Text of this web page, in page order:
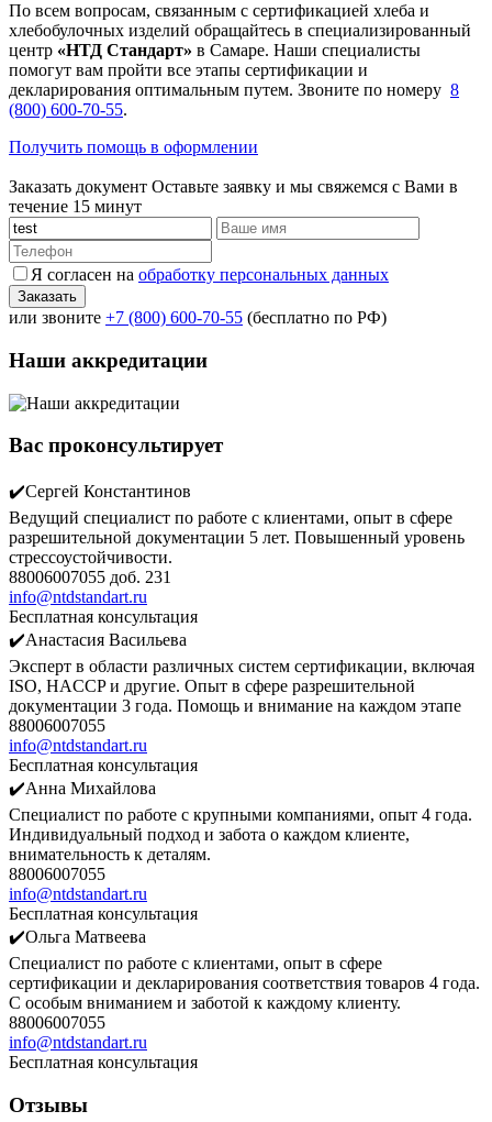
По всем вопросам, связанным с сертификацией хлеба и
хлебобулочных изделий обращайтесь в специализированный
центр «НТД Стандарт» в Самаре. Наши специалисты
помогут вам пройти все этапы сертификации и
декларирования оптимальным путем. Звоните по номеру 8
(800) 600-70-55.
Получить помощь в оформлении
Заказать документ Оставьте заявку и мы свяжемся с Вами в
течение 15 минут
Я согласен на обработку персональных данных
или звоните +7 (800) 600-70-55 (бесплатно по РФ)
Наши аккредитации
Вас проконсультирует
✔️Сергей Константинов
Ведущий специалист по работе с клиентами, опыт в сфере
разрешительной документации 5 лет. Повышенный уровень
стрессоустойчивости.
88006007055 доб. 231
info@ntdstandart.ru
Бесплатная консультация
✔️Анастасия Васильева
Эксперт в области различных систем сертификации, включая
ISO, HACCP и другие. Опыт в сфере разрешительной
документации 3 года. Помощь и внимание на каждом этапе
88006007055
info@ntdstandart.ru
Бесплатная консультация
✔️Анна Михайлова
Специалист по работе с крупными компаниями, опыт 4 года.
Индивидуальный подход и забота о каждом клиенте,
внимательность к деталям.
88006007055
info@ntdstandart.ru
Бесплатная консультация
✔️Ольга Матвеева
Специалист по работе с клиентами, опыт в сфере
сертификации и декларирования соответствия товаров 4 года.
С особым вниманием и заботой к каждому клиенту.
88006007055
info@ntdstandart.ru
Бесплатная консультация
Отзывы